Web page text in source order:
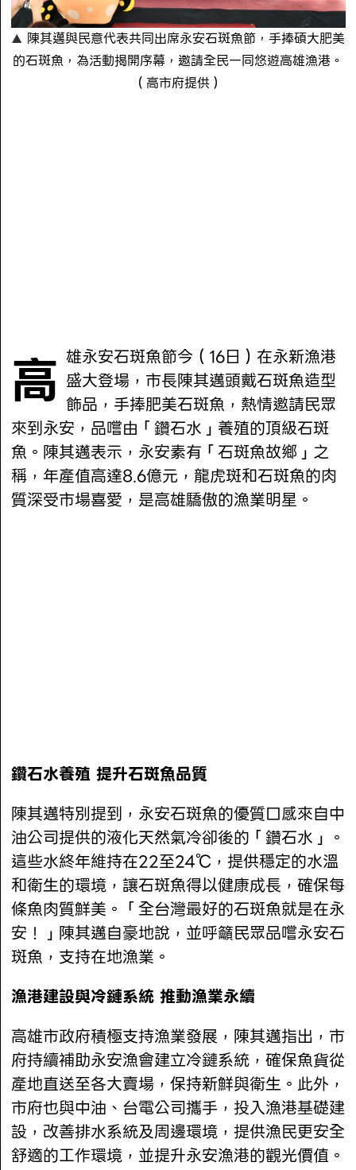
陳其邁與民意代表共同出席永安石斑魚節，手捧碩大肥美
的石斑魚，為活動揭開序幕，邀請全民一同悠遊高雄漁港。
（高市府提供）
高雄永安石斑魚節今（16日）在永新漁港 盛大登場，市長陳其邁頭戴石斑魚造型
飾品，手捧肥美石斑魚，熱情邀請民眾
來到永安，品嚐由「鑽石水」養殖的頂級石斑
魚。陳其邁表示，永安素有「石斑魚故鄉」之
稱，年產值高達8.6億元，龍虎斑和石斑魚的肉
質深受市場喜愛，是高雄驕傲的漁業明星。
鑽石水養殖 提升石斑魚品質
陳其邁特別提到，永安石斑魚的優質口感來自中
油公司提供的液化天然氣冷卻後的「鑽石水」。
這些水終年維持在22至24℃，提供穩定的水溫
和衛生的環境，讓石斑魚得以健康成長，確保每
條魚肉質鮮美。「全台灣最好的石斑魚就是在永
安！」陳其邁自豪地說，並呼籲民眾品嚐永安石
斑魚，支持在地漁業。
漁港建設與冷鏈系統 推動漁業永續
高雄市政府積極支持漁業發展，陳其邁指出，市
府持續補助永安漁會建立冷鏈系統，確保魚貨從
產地直送至各大賣場，保持新鮮與衛生。此外，
市府也與中油、台電公司攜手，投入漁港基礎建
設，改善排水系統及周邊環境，提供漁民更安全
舒適的工作環境，並提升永安漁港的觀光價值。